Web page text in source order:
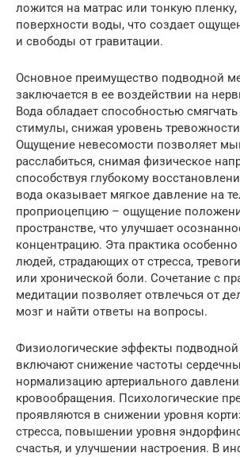
ложится на матрас или тонкую
поверхности воды, что создает
и свободы от гравитации.
Основное преимущество подводной
заключается в ее воздействии на
Вода обладает способностью
стимулы, снижая уровень
Ощущение невесомости позволяет
расслабиться, снимая физическое
способствуя глубокому
вода оказывает мягкое давление на
проприоцепцию – ощущение
пространстве, что улучшает
концентрацию. Эта практика
людей, страдающих от стресса,
или хронической боли. Сочетание с
медитации позволяет отвлечься от
мозг и найти ответы на вопросы.
Физиологические эффекты
включают снижение частоты
нормализацию артериального
кровообращения. Психологические
проявляются в снижении уровня
стресса, повышении уровня
счастья, и улучшении настроения. В